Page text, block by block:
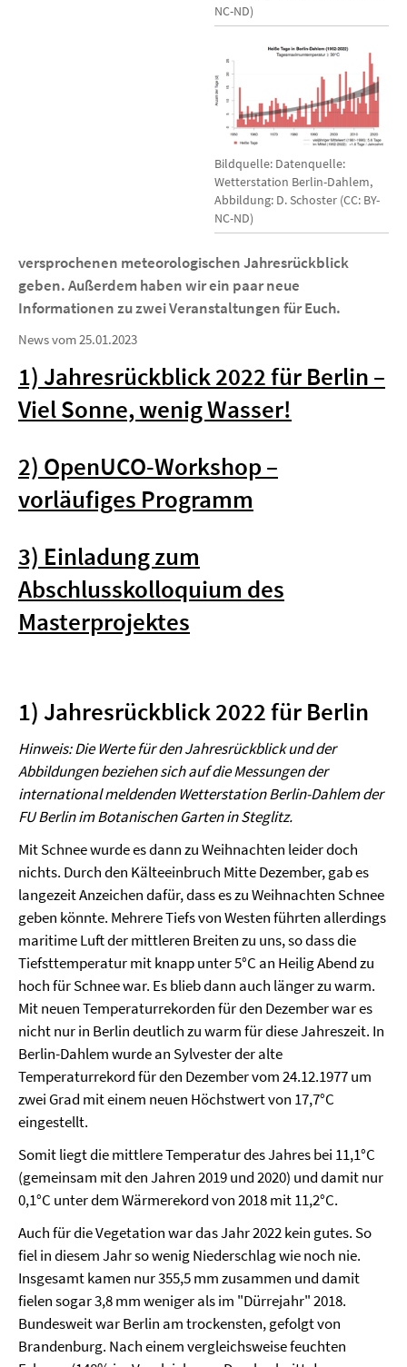
NC-ND)
Bildquelle: Datenquelle:
Wetterstation Berlin-Dahlem,
Abbildung: D. Schoster (CC: BY-
NC-ND)
versprochenen meteorologischen Jahresrückblick
geben. Außerdem haben wir ein paar neue
Informationen zu zwei Veranstaltungen für Euch.
News vom 25.01.2023
1) Jahresrückblick 2022 für Berlin –
Viel Sonne, wenig Wasser!
2) OpenUCO-Workshop –
vorläufiges Programm
3) Einladung zum
Abschlusskolloquium des
Masterprojektes
1) Jahresrückblick 2022 für Berlin
Hinweis: Die Werte für den Jahresrückblick und der
Abbildungen beziehen sich auf die Messungen der
international meldenden Wetterstation Berlin-Dahlem der
FU Berlin im Botanischen Garten in Steglitz.
Mit Schnee wurde es dann zu Weihnachten leider doch
nichts. Durch den Kälteeinbruch Mitte Dezember, gab es
langezeit Anzeichen dafür, dass es zu Weihnachten Schnee
geben könnte. Mehrere Tiefs von Westen führten allerdings
maritime Luft der mittleren Breiten zu uns, so dass die
Tiefsttemperatur mit knapp unter 5°C an Heilig Abend zu
hoch für Schnee war. Es blieb dann auch länger zu warm.
Mit neuen Temperaturrekorden für den Dezember war es
nicht nur in Berlin deutlich zu warm für diese Jahreszeit. In
Berlin-Dahlem wurde an Sylvester der alte
Temperaturrekord für den Dezember vom 24.12.1977 um
zwei Grad mit einem neuen Höchstwert von 17,7°C
eingestellt.
Somit liegt die mittlere Temperatur des Jahres bei 11,1°C
(gemeinsam mit den Jahren 2019 und 2020) und damit nur
0,1°C unter dem Wärmerekord von 2018 mit 11,2°C.
Auch für die Vegetation war das Jahr 2022 kein gutes. So
fiel in diesem Jahr so wenig Niederschlag wie noch nie.
Insgesamt kamen nur 355,5 mm zusammen und damit
fielen sogar 3,8 mm weniger als im "Dürrejahr" 2018.
Bundesweit war Berlin am trockensten, gefolgt von
Brandenburg. Nach einem vergleichsweise feuchten